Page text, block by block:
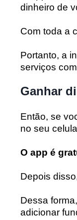
dinheiro de
Com toda a
Portanto, a
serviços
Ganhar
Então, se
no seu
O app é
Depois
Dessa
adicionar